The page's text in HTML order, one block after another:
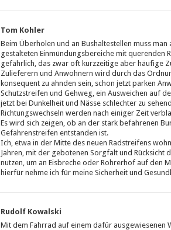
Tom Kohler
Beim Überholen und an Bushaltestellen muss
gestalteten Einmündungsbereiche mit querenden
gefährlich, das zwar oft kurzzeitige aber häufige
Zulieferern und Anwohnern wird durch das
konsequent zu ahnden sein, schon jetzt parken
Schutzstreifen und Gehweg, ein Ausweichen auf
jetzt bei Dunkelheit und Nässe schlechter zu
Richtungswechseln werden nach einiger Zeit
Es wird sich zeigen, ob an der stark befahrenen
Gefahrenstreifen entstanden ist.
Ich, etwa in der Mitte des neuen Radstreifens
Jahren, mit der gebotenen Sorgfalt und Rücksicht
nutzen, um an Eisbreche oder Rohrerhof auf den
hierfür nehme ich für meine Sicherheit und
Rudolf Kowalski
Mit dem Fahrrad auf einem dafür ausgewiesenen